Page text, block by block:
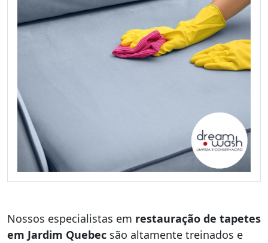
Nossos especialistas em restauração de tapetes
em Jardim Quebec são altamente treinados e